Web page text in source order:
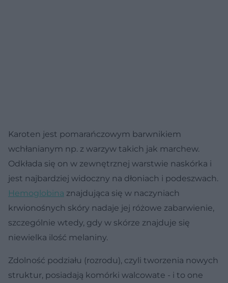
Karoten jest pomarańczowym barwnikiem
wchłanianym np. z warzyw takich jak marchew.
Odkłada się on w zewnętrznej warstwie naskórka i
jest najbardziej widoczny na dłoniach i podeszwach.
Hemoglobina znajdująca się w naczyniach
krwionośnych skóry nadaje jej różowe zabarwienie,
szczególnie wtedy, gdy w skórze znajduje się
niewielka ilość melaniny.
Zdolność podziału (rozrodu), czyli tworzenia nowych
struktur, posiadają komórki walcowate - i to one